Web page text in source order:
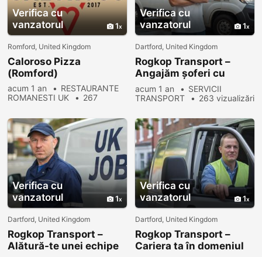
Verifica cu
vanzatorul
1
Romford, United Kingdom
Caloroso Pizza
(Romford)
acum 1 an
RESTAURANTE
ROMANESTI UK
267
Verifica cu
vanzatorul
1
Dartford, United Kingdom
Rogkop Transport –
Angajăm șoferi cu
experiență și începători
acum 1 an
SERVICII
TRANSPORT
263 vizualizări
Verifica cu
vanzatorul
1
Dartford, United Kingdom
Rogkop Transport –
Alătură-te unei echipe
Verifica cu
vanzatorul
1
Dartford, United Kingdom
Rogkop Transport –
Cariera ta în domeniul